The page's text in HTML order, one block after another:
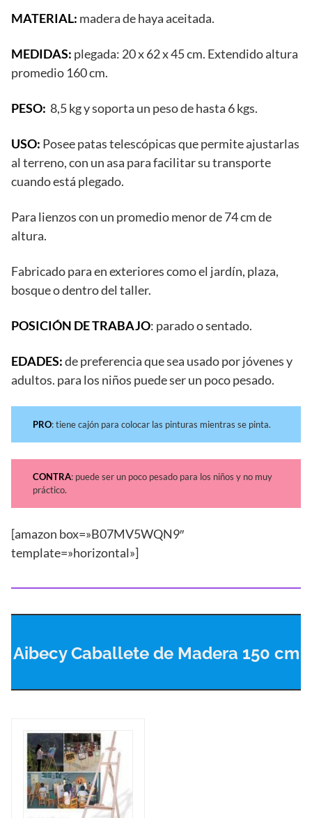
MATERIAL: madera de haya aceitada.
MEDIDAS: plegada: 20 x 62 x 45 cm. Extendido altura
promedio 160 cm.
PESO: 8,5 kg y soporta un peso de hasta 6 kgs.
USO: Posee patas telescópicas que permite ajustarlas
al terreno, con un asa para facilitar su transporte
cuando está plegado.
Para lienzos con un promedio menor de 74 cm de
altura.
Fabricado para en exteriores como el jardín, plaza,
bosque o dentro del taller.
POSICIÓN DE TRABAJO: parado o sentado.
EDADES:de preferencia que sea usado por jóvenes y
adultos. para los niños puede ser un poco pesado.
PRO: tiene cajón para colocar las pinturas mientras se pinta.
CONTRA: puede ser un poco pesado para los niños y no muy
práctico.
[amazon box=»B07MV5WQN9″
template=»horizontal»]
Aibecy Caballete de Madera 150 cm